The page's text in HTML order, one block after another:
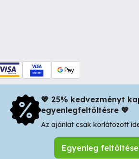
nr 34, Oradea 410346, Romania | Tax
💖 25% kedvezményt
egyenlegfeltöltésre 💖
Az ajánlat csak korlátozott
Egyenleg feltöltése